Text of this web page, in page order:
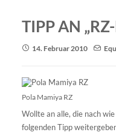
TIPP AN
14. Februar 2010
Pola Mamiya RZ
Wollte an alle, die nach
folgenden Tipp